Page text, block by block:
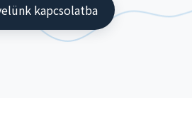
kapcsolatba